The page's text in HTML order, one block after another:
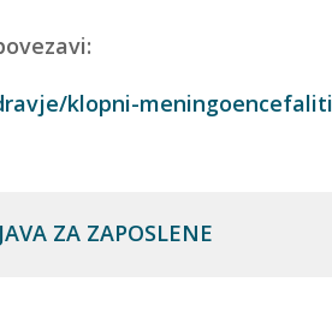
klopni-
ZA ZAPOSLENE